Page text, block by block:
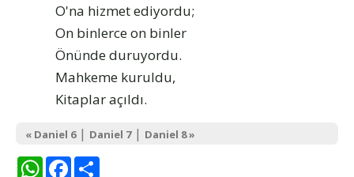
O'na hizmet ediyordu;
On binlerce on binler
Önünde duruyordu.
Mahkeme kuruldu,
Kitaplar açıldı.
« Daniel 6| Daniel 7| Daniel 8 »
WhatsAppFacebook